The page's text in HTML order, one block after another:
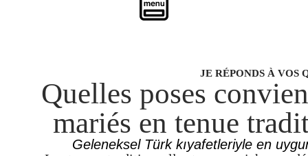
JE RÉPONDS À VOS
Quelles poses
mariés en tenue
Geleneksel Türk kıyafetleriyle en